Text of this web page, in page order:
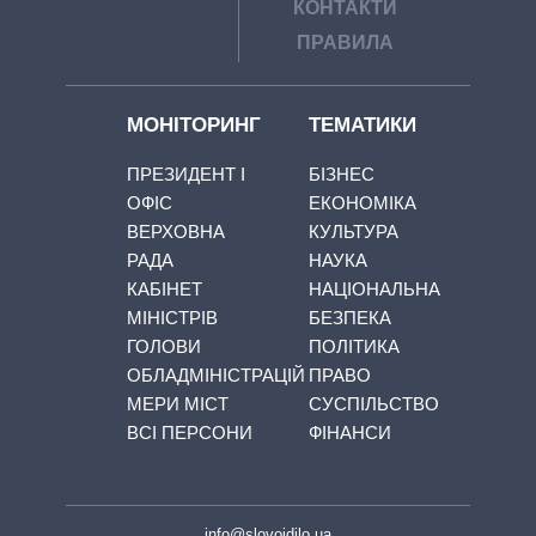
КОНТАКТИ
ПРАВИЛА
МОНІТОРИНГ
ПРЕЗИДЕНТ І
ОФІС
ВЕРХОВНА
РАДА
КАБІНЕТ
МІНІСТРІВ
ГОЛОВИ
ОБЛАДМІНІСТРАЦІЙ
МЕРИ МІСТ
ВСІ ПЕРСОНИ
ТЕМАТИКИ
БІЗНЕС
ЕКОНОМІКА
КУЛЬТУРА
НАУКА
НАЦІОНАЛЬНА
БЕЗПЕКА
ПОЛІТИКА
ПРАВО
СУСПІЛЬСТВО
ФІНАНСИ